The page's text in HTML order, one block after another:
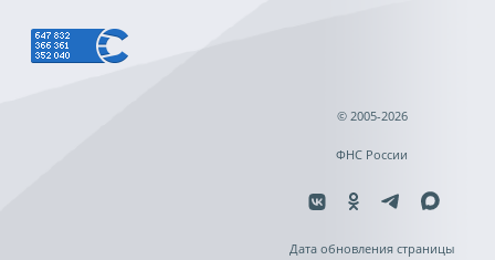
© 2005-2026
ФНС России
Дата обновления страницы